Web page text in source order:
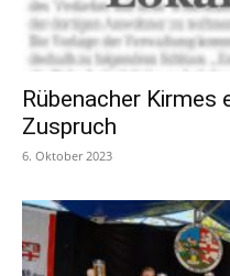
Rübenacher
Zuspruch
6. Oktober 2023